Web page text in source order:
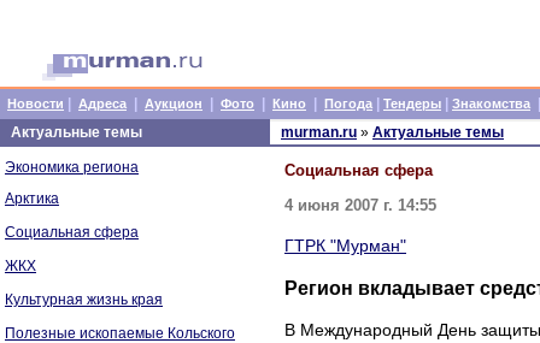
Новости Адреса Аукцион Фото Кино Погода Тендеры Знакомства
Актуальные темы
Экономика региона
Арктика
Социальная сфера
ЖКХ
Культурная жизнь края
Полезные ископаемые Кольского
murman.ru » Актуальные темы
Социальная сфера
4 июня 2007 г. 14:55
ГТРК "Мурман"
Регион вкладывает
В Международный День защиты